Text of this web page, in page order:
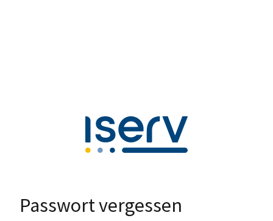
Passwort vergessen